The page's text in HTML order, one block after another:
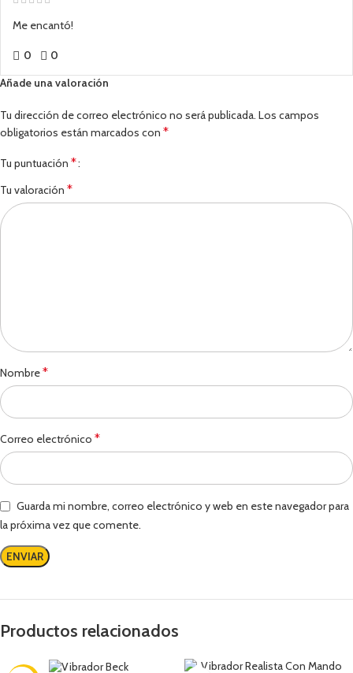
Me encantó!
0
0
Añade una valoración
Tu dirección de correo electrónico no será publicada. Los campos
obligatorios están marcados con *
Tu puntuación *
Tu valoración *
Nombre*
Correo electrónico *
Guarda mi nombre, correo electrónico y web en este navegador para
la próxima vez que comente.
Productos relacionados